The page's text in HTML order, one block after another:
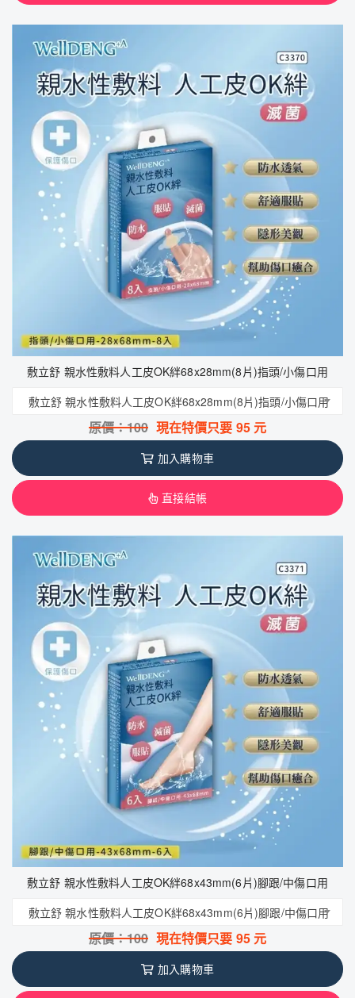
敷立舒 親水性敷料人工皮OK絆68x28mm(8片)指頭/小傷口用
敷立舒 親水性敷料人工皮OK絆68x28mm(8片)指頭/小傷口用
原價：100 現在特價只要 95元
加入購物車
直接結帳
敷立舒 親水性敷料人工皮OK絆68x43mm(6片)腳跟/中傷口用
敷立舒 親水性敷料人工皮OK絆68x43mm(6片)腳跟/中傷口用
原價：100 現在特價只要 95元
加入購物車